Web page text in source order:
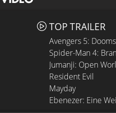
TOP TRAILER
Avengers 5:
Spider-Man 4:
Jumanji: Open
Resident Evil
Mayday
Ebenezer: Eine